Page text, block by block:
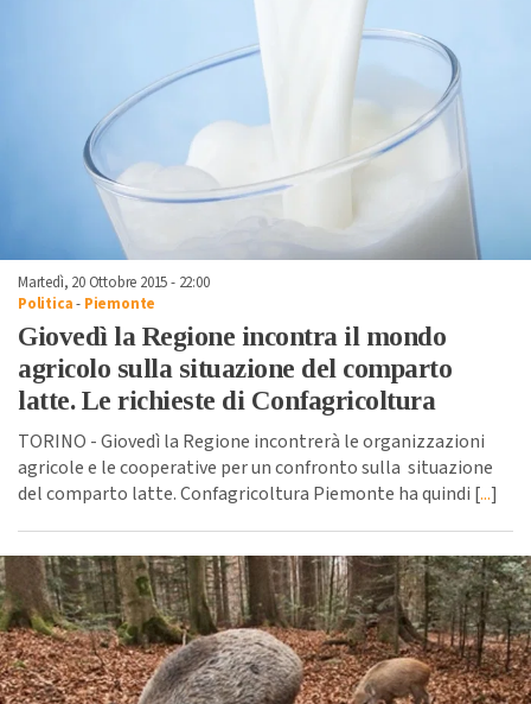
Martedì, 20 Ottobre 2015 - 22:00
Politica- Piemonte
Giovedì la Regione incontra il mondo
agricolo sulla situazione del comparto
latte. Le richieste di Confagricoltura
TORINO - Giovedì la Regione incontrerà le organizzazioni
agricole e le cooperative per un confronto sulla situazione
del comparto latte. Confagricoltura Piemonte ha quindi [...]